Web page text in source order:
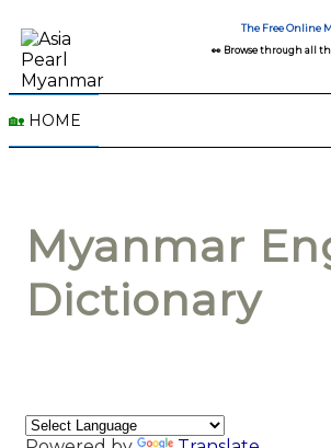
The Free Online
👀 Browse through all
🏡 HOME
Myanmar
Dictionary